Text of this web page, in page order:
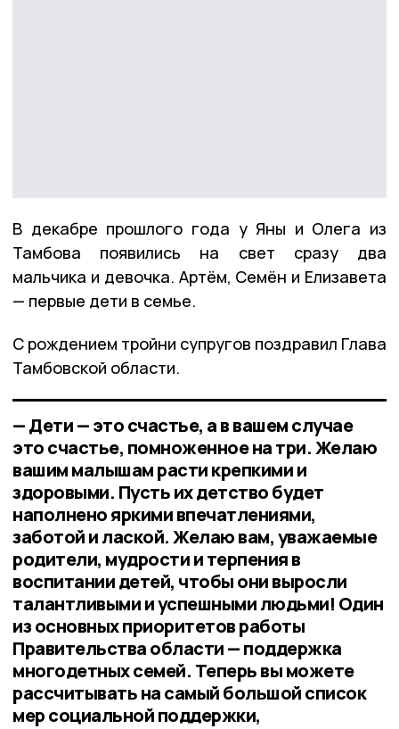
В декабре прошлого года у Яны и Олега из
Тамбова появились на свет сразу два
мальчика и девочка. Артём, Семён и Елизавета
— первые дети в семье.
С рождением тройни супругов поздравил Глава
Тамбовской области.
— Дети — это счастье, а в вашем случае
это счастье, помноженное на три. Желаю
вашим малышам расти крепкими и
здоровыми. Пусть их детство будет
наполнено яркими впечатлениями,
заботой и лаской. Желаю вам, уважаемые
родители, мудрости и терпения в
воспитании детей, чтобы они выросли
талантливыми и успешными людьми! Один
из основных приоритетов работы
Правительства области — поддержка
многодетных семей. Теперь вы можете
рассчитывать на самый большой список
мер социальной поддержки,